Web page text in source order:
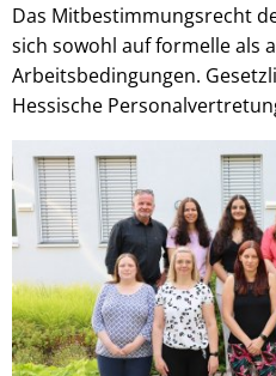
Das Mitbestimmungsrecht
sich sowohl auf formelle als
Arbeitsbedingungen.
Hessische